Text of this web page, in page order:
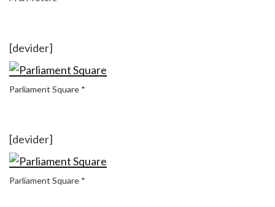
[devider]
Parliament Square *
[devider]
Parliament Square *